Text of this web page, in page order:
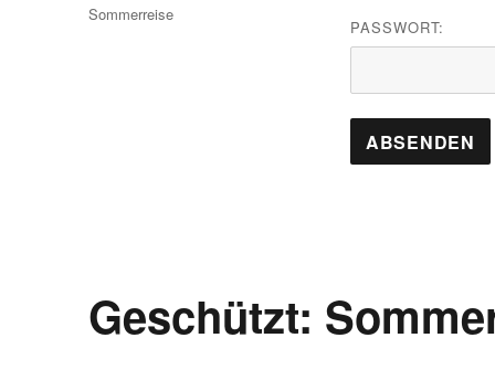
PASSWORT:
Schlagwörter
Sommerreise
Geschützt: